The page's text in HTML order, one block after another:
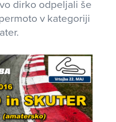
dirko odpeljali še
v kategoriji